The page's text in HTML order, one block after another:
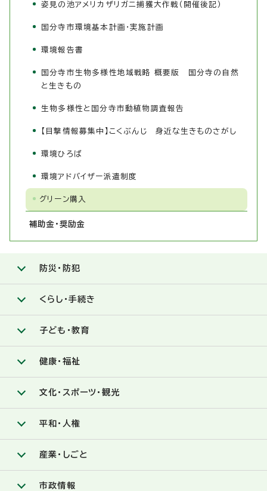
姿見の池アメリカザリガニ捕獲大作戦（開催後記）
国分寺市環境基本計画・実施計画
環境報告書
国分寺市生物多様性地域戦略 概要版 国分寺の自然
と生きもの
生物多様性と国分寺市動植物調査報告
【目撃情報募集中】こくぶんじ 身近な生きものさがし
環境ひろば
環境アドバイザー派遣制度
グリーン購入
補助金・奨励金
防災・防犯
くらし・手続き
子ども・教育
健康・福祉
文化・スポーツ・観光
平和・人権
産業・しごと
市政情報